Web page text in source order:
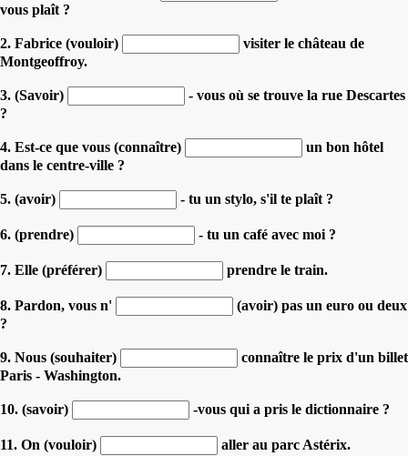
vous plaît ?
2. Fabrice (vouloir)
visiter le château de
Montgeoffroy.
3. (Savoir)
- vous où se trouve la rue Descartes
?
4. Est-ce que vous (connaître)
un bon hôtel
dans le centre-ville ?
5. (avoir) - tu un stylo, s'il te plaît ?
6. (prendre) - tu un café avec moi ?
7. Elle (préférer) prendre le train.
8. Pardon, vous n'
(avoir) pas un euro ou deux
?
9. Nous (souhaiter)
connaître le prix d'un billet
Paris - Washington.
10. (savoir) -vous qui a pris le dictionnaire ?
11. On (vouloir) aller au parc Astérix.